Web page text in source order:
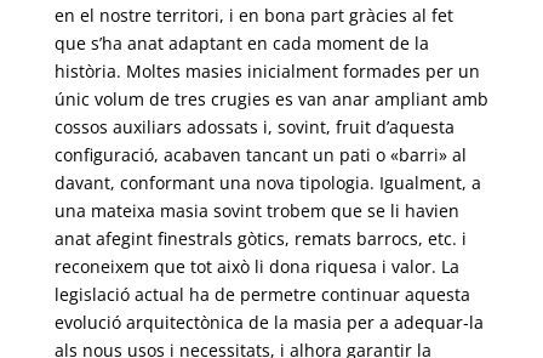
en el nostre territori, i en bona part gràcies al fet
que s’ha anat adaptant en cada moment de la
història. Moltes masies inicialment formades per un
únic volum de tres crugies es van anar ampliant amb
cossos auxiliars adossats i, sovint, fruit d’aquesta
configuració, acabaven tancant un pati o «barri» al
davant, conformant una nova tipologia. Igualment, a
una mateixa masia sovint trobem que se li havien
anat afegint finestrals gòtics, remats barrocs, etc. i
reconeixem que tot això li dona riquesa i valor. La
legislació actual ha de permetre continuar aquesta
evolució arquitectònica de la masia per a adequar-la
als nous usos i necessitats, i alhora garantir la